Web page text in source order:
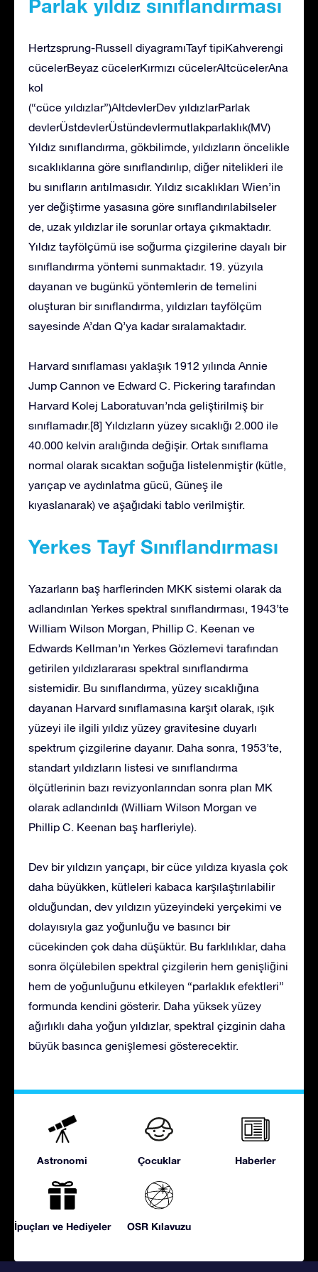
Parlak yıldız sınıflandırması
Hertzsprung-Russell diyagramıTayf tipiKahverengi
cücelerBeyaz cücelerKırmızı cücelerAltcücelerAna
kol
(“cüce yıldızlar”)AltdevlerDev yıldızlarParlak
devlerÜstdevlerÜstündevlermutlakparlaklık(MV)
Yıldız sınıflandırma, gökbilimde, yıldızların öncelikle
sıcaklıklarına göre sınıflandırılıp, diğer nitelikleri ile
bu sınıfların arıtılmasıdır. Yıldız sıcaklıkları Wien’in
yer değiştirme yasasına göre sınıflandırılabilseler
de, uzak yıldızlar ile sorunlar ortaya çıkmaktadır.
Yıldız tayfölçümü ise soğurma çizgilerine dayalı bir
sınıflandırma yöntemi sunmaktadır. 19. yüzyıla
dayanan ve bugünkü yöntemlerin de temelini
oluşturan bir sınıflandırma, yıldızları tayfölçüm
sayesinde A’dan Q’ya kadar sıralamaktadır.
Harvard sınıflaması yaklaşık 1912 yılında Annie
Jump Cannon ve Edward C. Pickering tarafından
Harvard Kolej Laboratuvarı’nda geliştirilmiş bir
sınıflamadır.[8] Yıldızların yüzey sıcaklığı 2.000 ile
40.000 kelvin aralığında değişir. Ortak sınıflama
normal olarak sıcaktan soğuğa listelenmiştir (kütle,
yarıçap ve aydınlatma gücü, Güneş ile
kıyaslanarak) ve aşağıdaki tablo verilmiştir.
Yerkes Tayf Sınıflandırması
Yazarların baş harflerinden MKK sistemi olarak da
adlandırılan Yerkes spektral sınıflandırması, 1943’te
William Wilson Morgan, Phillip C. Keenan ve
Edwards Kellman’ın Yerkes Gözlemevi tarafından
getirilen yıldızlararası spektral sınıflandırma
sistemidir. Bu sınıflandırma, yüzey sıcaklığına
dayanan Harvard sınıflamasına karşıt olarak, ışık
yüzeyi ile ilgili yıldız yüzey gravitesine duyarlı
spektrum çizgilerine dayanır. Daha sonra, 1953’te,
standart yıldızların listesi ve sınıflandırma
ölçütlerinin bazı revizyonlarından sonra plan MK
olarak adlandırıldı (William Wilson Morgan ve
Phillip C. Keenan baş harfleriyle).
Dev bir yıldızın yarıçapı, bir cüce yıldıza kıyasla çok
daha büyükken, kütleleri kabaca karşılaştırılabilir
olduğundan, dev yıldızın yüzeyindeki yerçekimi ve
dolayısıyla gaz yoğunluğu ve basıncı bir
cücekinden çok daha düşüktür. Bu farklılıklar, daha
sonra ölçülebilen spektral çizgilerin hem genişliğini
hem de yoğunluğunu etkileyen “parlaklık efektleri”
formunda kendini gösterir. Daha yüksek yüzey
ağırlıklı daha yoğun yıldızlar, spektral çizginin daha
büyük basınca genişlemesi gösterecektir.
Astronomi Çocuklar Haberler
İpuçları ve Hediyeler OSR Kılavuzu